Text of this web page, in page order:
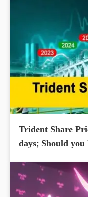
Trident Share
days; Should